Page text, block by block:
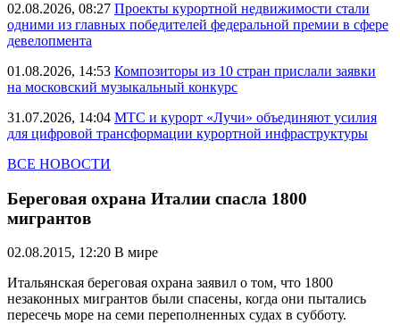
02.08.2026, 08:27 Проекты курортной недвижимости стали
одними из главных победителей федеральной премии в сфере
девелопмента
01.08.2026, 14:53 Композиторы из 10 стран прислали заявки
на московский музыкальный конкурс
31.07.2026, 14:04 МТС и курорт «Лучи» объединяют усилия
для цифровой трансформации курортной инфраструктуры
ВСЕ НОВОСТИ
Береговая охрана Италии спасла 1800
мигрантов
02.08.2015, 12:20 В мире
Итальянская береговая охрана заявил о том, что 1800
незаконных мигрантов были спасены, когда они пытались
пересечь море на семи переполненных судах в субботу.